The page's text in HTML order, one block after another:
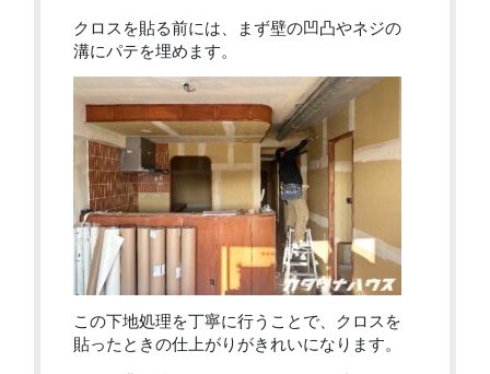
クロスを貼る前には、まず壁の凹凸やネジの
溝にパテを埋めます。
この下地処理を丁寧に行うことで、クロスを
貼ったときの仕上がりがきれいになります。